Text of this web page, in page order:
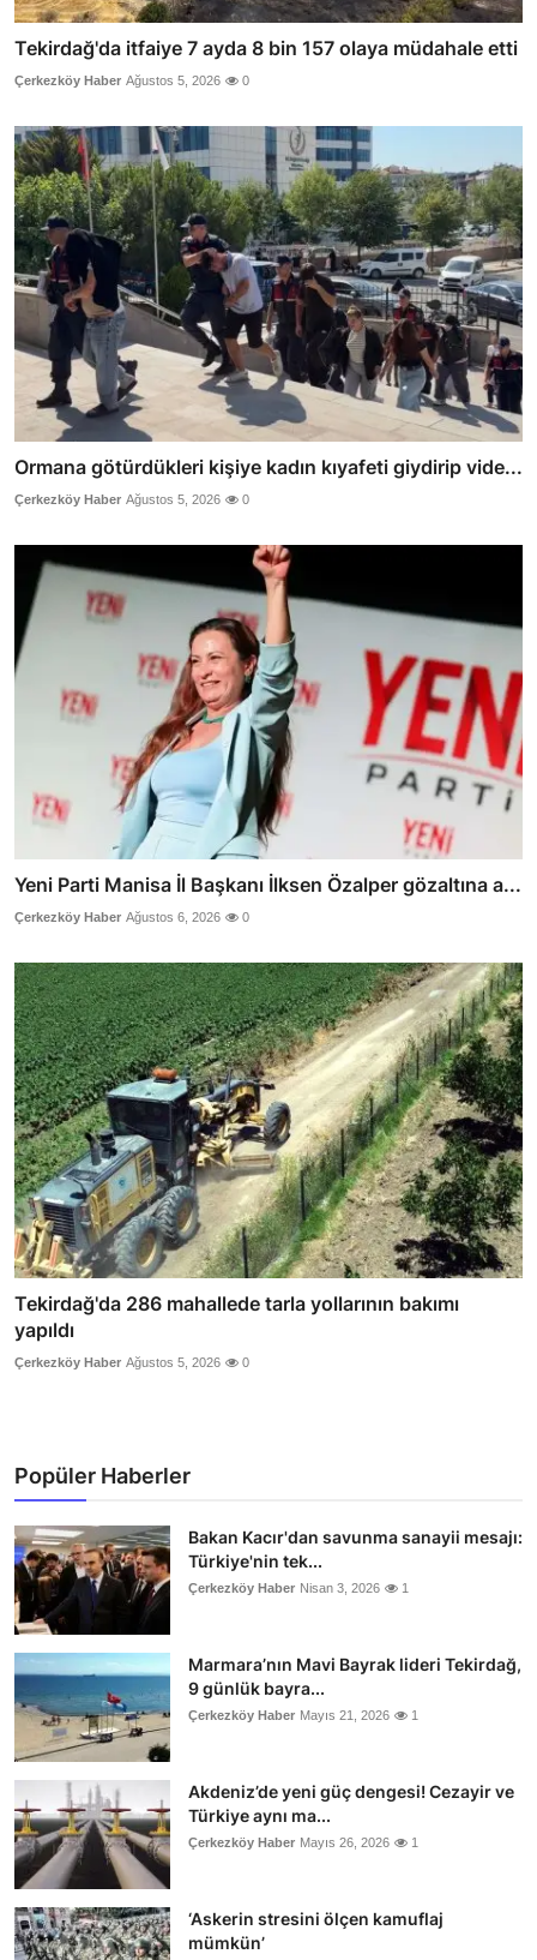
Tekirdağ'da itfaiye 7 ayda 8 bin 157 olaya müdahale etti
Çerkezköy Haber Ağustos 5, 2026 0
Ormana götürdükleri kişiye kadın kıyafeti giydirip vide...
Çerkezköy Haber Ağustos 5, 2026 0
Yeni Parti Manisa İl Başkanı İlksen Özalper gözaltına a...
Çerkezköy Haber Ağustos 6, 2026 0
Tekirdağ'da 286 mahallede tarla yollarının bakımı
yapıldı
Çerkezköy Haber Ağustos 5, 2026 0
Popüler Haberler
Bakan Kacır'dan savunma sanayii mesajı:
Türkiye'nin tek...
Çerkezköy Haber Nisan 3, 2026 1
Marmara’nın Mavi Bayrak lideri Tekirdağ,
9 günlük bayra...
Çerkezköy Haber Mayıs 21, 2026 1
Akdeniz’de yeni güç dengesi! Cezayir ve
Türkiye aynı ma...
Çerkezköy Haber Mayıs 26, 2026 1
‘Askerin stresini ölçen kamuflaj
mümkün’